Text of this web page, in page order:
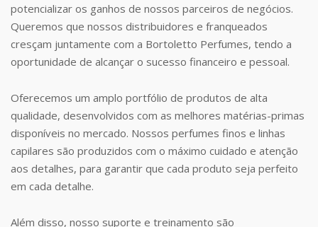
potencializar os ganhos de nossos parceiros de negócios.
Queremos que nossos distribuidores e franqueados
cresçam juntamente com a Bortoletto Perfumes, tendo a
oportunidade de alcançar o sucesso financeiro e pessoal.
Oferecemos um amplo portfólio de produtos de alta
qualidade, desenvolvidos com as melhores matérias-primas
disponíveis no mercado. Nossos perfumes finos e linhas
capilares são produzidos com o máximo cuidado e atenção
aos detalhes, para garantir que cada produto seja perfeito
em cada detalhe.
Além disso, nosso suporte e treinamento são